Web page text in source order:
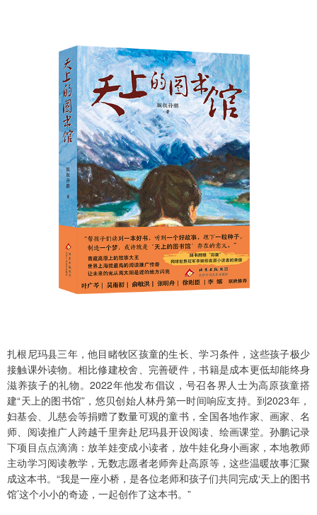
扎根尼玛县三年，他目睹牧区孩童的生长、学习条件，这些孩子极少
接触课外读物。相比修建校舍、完善硬件，书籍是成本更低却能终身
滋养孩子的礼物。2022年他发布倡议，号召各界人士为高原孩童搭
建“天上的图书馆”，悠贝创始人林丹第一时间响应支持。到2023年，
妇基会、儿慈会等捐赠了数量可观的童书，全国各地作家、画家、名
师、阅读推广人跨越千里奔赴尼玛县开设阅读、绘画课堂。孙鹏记录
下项目点点滴滴：放羊娃变成小读者，放牛娃化身小画家，本地教师
主动学习阅读教学，无数志愿者老师奔赴高原等，这些温暖故事汇聚
成这本书。“我是一座小桥，是各位老师和孩子们共同完成‘天上的图书
馆’这个小小的奇迹，一起创作了这本书。”